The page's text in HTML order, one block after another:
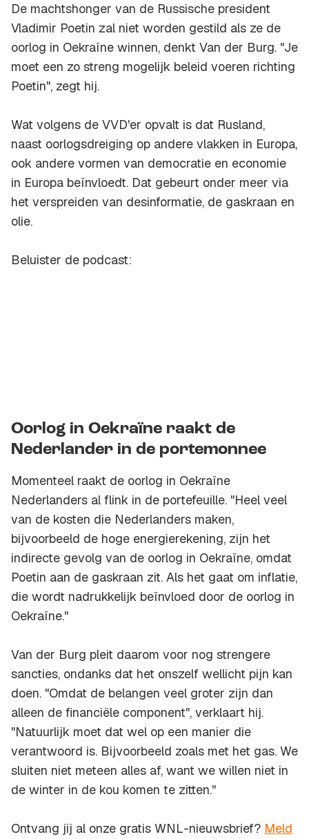
De machtshonger van de Russische president
Vladimir Poetin zal niet worden gestild als ze de
oorlog in Oekraïne winnen, denkt Van der Burg. "Je
moet een zo streng mogelijk beleid voeren richting
Poetin", zegt hij.
Wat volgens de VVD'er opvalt is dat Rusland,
naast oorlogsdreiging op andere vlakken in Europa,
ook andere vormen van democratie en economie
in Europa beïnvloedt. Dat gebeurt onder meer via
het verspreiden van desinformatie, de gaskraan en
olie.
Beluister de podcast:
Oorlog in Oekraïne raakt de
Nederlander in de portemonnee
Momenteel raakt de oorlog in Oekraïne
Nederlanders al flink in de portefeuille. "Heel veel
van de kosten die Nederlanders maken,
bijvoorbeeld de hoge energierekening, zijn het
indirecte gevolg van de oorlog in Oekraïne, omdat
Poetin aan de gaskraan zit. Als het gaat om inflatie,
die wordt nadrukkelijk beïnvloed door de oorlog in
Oekraïne."
Van der Burg pleit daarom voor nog strengere
sancties, ondanks dat het onszelf wellicht pijn kan
doen. "Omdat de belangen veel groter zijn dan
alleen de financiële component", verklaart hij.
"Natuurlijk moet dat wel op een manier die
verantwoord is. Bijvoorbeeld zoals met het gas. We
sluiten niet meteen alles af, want we willen niet in
de winter in de kou komen te zitten."
Ontvang jij al onze gratis WNL-nieuwsbrief? Meld